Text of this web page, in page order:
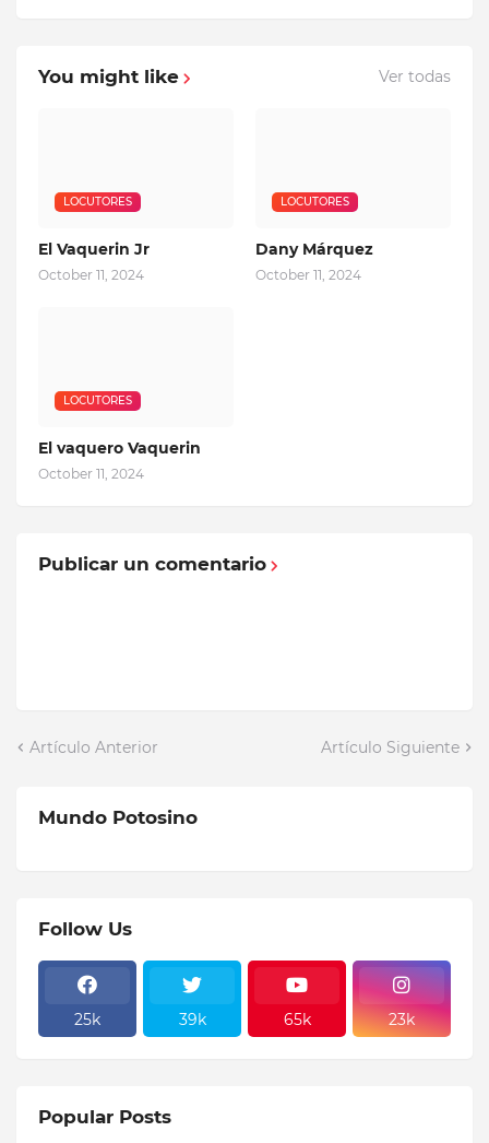
You might like Ver todas
LOCUTORES
El Vaquerin Jr
October 11, 2024
LOCUTORES
Dany Márquez
October 11, 2024
LOCUTORES
El vaquero Vaquerin
October 11, 2024
Publicar un comentario
Artículo Anterior Artículo Siguiente
Mundo Potosino
Follow Us
25k 39k 65k 23k
Popular Posts